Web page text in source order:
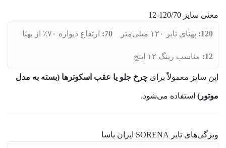
معنی سایز 120/70‑12
120: پهنای تایر ۱۲۰ میلی‌متر 70: ارتفاع دیواره ۷۰٪ از پهنا
12: مناسب رینگ ۱۲ اینچ
این سایز معمولاً برای چرخ جلو یا عقب اسکوترها (بسته به مدل
موتور) استفاده می‌شود.
ویژگی‌های تایر SORENA ایران‌ یاسا